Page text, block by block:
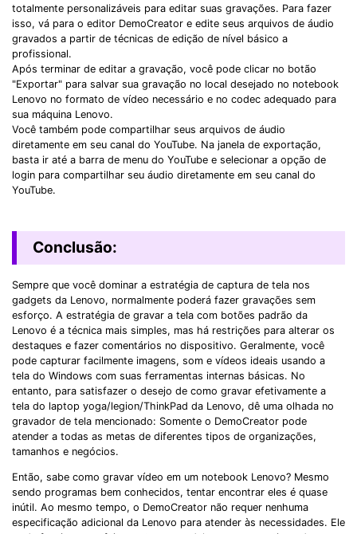
totalmente personalizáveis ​​para editar suas gravações. Para fazer
isso, vá para o editor DemoCreator e edite seus arquivos de áudio
gravados a partir de técnicas de edição de nível básico a
profissional.
Após terminar de editar a gravação, você pode clicar no botão
"Exportar" para salvar sua gravação no local desejado no notebook
Lenovo no formato de vídeo necessário e no codec adequado para
sua máquina Lenovo.
Você também pode compartilhar seus arquivos de áudio
diretamente em seu canal do YouTube. Na janela de exportação,
basta ir até a barra de menu do YouTube e selecionar a opção de
login para compartilhar seu áudio diretamente em seu canal do
YouTube.
Conclusão:
Sempre que você dominar a estratégia de captura de tela nos
gadgets da Lenovo, normalmente poderá fazer gravações sem
esforço. A estratégia de gravar a tela com botões padrão da
Lenovo é a técnica mais simples, mas há restrições para alterar os
destaques e fazer comentários no dispositivo. Geralmente, você
pode capturar facilmente imagens, som e vídeos ideais usando a
tela do Windows com suas ferramentas internas básicas. No
entanto, para satisfazer o desejo de como gravar efetivamente a
tela do laptop yoga/legion/ThinkPad da Lenovo, dê uma olhada no
gravador de tela mencionado: Somente o DemoCreator pode
atender a todas as metas de diferentes tipos de organizações,
tamanhos e negócios.
Então, sabe como gravar vídeo em um notebook Lenovo? Mesmo
sendo programas bem conhecidos, tentar encontrar eles é quase
inútil. Ao mesmo tempo, o DemoCreator não requer nenhuma
especificação adicional da Lenovo para atender às necessidades. Ele